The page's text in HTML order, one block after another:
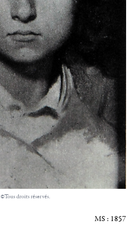
©Tous droits réservés.
MS : 1857